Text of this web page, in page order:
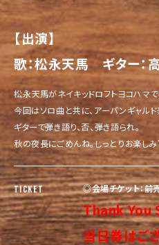
【出演】
歌：松永天馬 ギター：
松永天馬がネイキッドロフトヨコハマで
今回はソロ曲と共に、アーバンギャル
ギターで弾き語り、否、弾き語られ。
秋の夜長にごめんね。しっとりお楽しみ
TICKET ◎会場チケット：前
Thank
当日券はご